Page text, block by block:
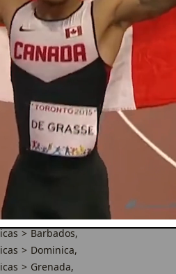
Lifestyle Project (C-
Antigua and Barbuda
Barbados
Dominica
Grenada